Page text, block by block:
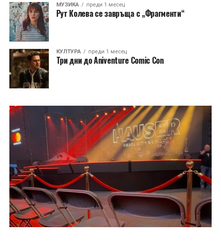
МУЗИКА преди 1 месец
Рут Колева се завръща с „Фрагменти“
КУЛТУРА преди 1 месец
Три дни до Aniventure Comic Con